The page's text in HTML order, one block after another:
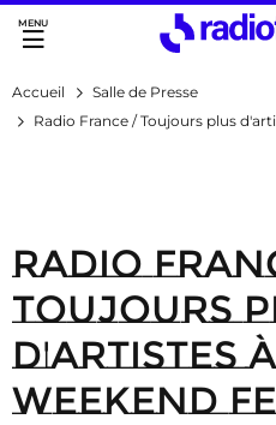
Accès direct :
Menu principal
Accueil
Salle de Presse
Radio France / Toujours plus
Radio
Toujours
d'artistes
Weekend